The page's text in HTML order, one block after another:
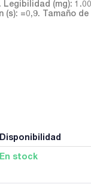
Legibilidad (mg):
=0,9. Tamaño de
Disponibilidad
En stock